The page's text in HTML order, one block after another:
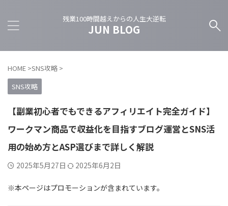
残業100時間越えからの人生大逆転
JUN BLOG
HOME >SNS攻略 >
SNS攻略
【副業初心者でもできるアフィリエイト完全ガイド】
ワークマン商品で収益化を目指すブログ運営とSNS活
用の始め方とASP選びまで詳しく解説
2025年5月27日 2025年6月2日
※本ページはプロモーションが含まれています。